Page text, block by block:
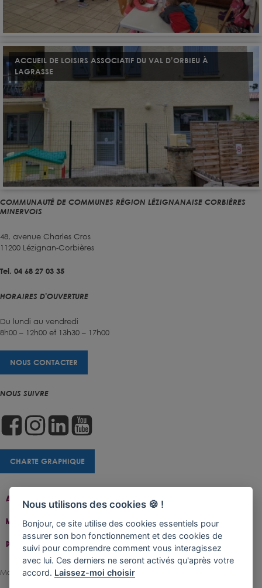
ACCUEIL DE LOISIRS ASSOCIATIF DU VAL D’ORBIEU À
LAGRASSE
Accueil Contact Plan Du Site Accessibilité
Mentions Légales Gestion De Cookies
Politique De Confidentialité
COMMUNAUTÉ DE COMMUNES RÉGION LÉZIGNANAISE CORBIÈRES
MINERVOIS
48, avenue Charles Cros
11200 Lézignan-Corbières
Tel. 04 68 27 03 35
HORAIRES D'OUVERTURE
Du lundi au vendredi
8h00 – 12h00 et 13h30 – 17h00
NOUS CONTACTER
NOUS SUIVRE
CHARTE GRAPHIQUE
Made with ♥ by Rangoon
Nous utilisons des cookies 🍪 !
Bonjour, ce site utilise des cookies essentiels pour
assurer son bon fonctionnement et des cookies de
suivi pour comprendre comment vous interagissez
avec lui. Ces derniers ne seront activés qu'après votre
accord. Laissez-moi choisir